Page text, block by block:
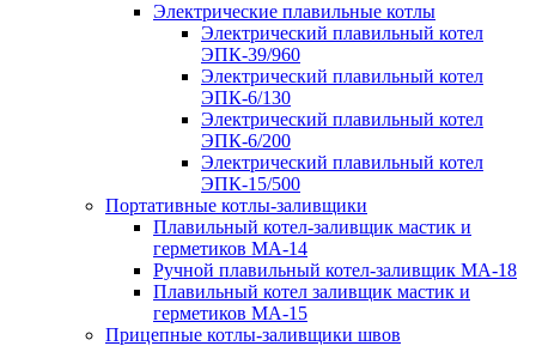
Электрические плавильные котлы
Электрический плавильный котел
ЭПК-39/960
Электрический плавильный котел
ЭПК-6/130
Электрический плавильный котел
ЭПК-6/200
Электрический плавильный котел
ЭПК-15/500
Портативные котлы-заливщики
Плавильный котел-заливщик мастик и
герметиков МА-14
Ручной плавильный котел-заливщик МА-18
Плавильный котел заливщик мастик и
герметиков МА-15
Прицепные котлы-заливщики швов